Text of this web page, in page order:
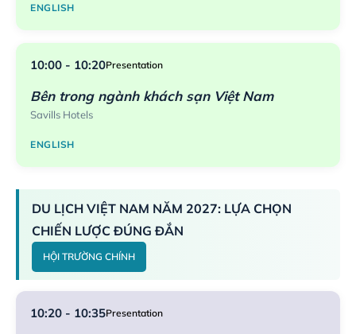
ENGLISH
10:00 - 10:20Presentation
Bên trong ngành khách sạn Việt Nam
Savills Hotels
ENGLISH
DU LỊCH VIỆT NAM NĂM 2027: LỰA CHỌN
CHIẾN LƯỢC ĐÚNG ĐẮN
HỘI TRƯỜNG CHÍNH
10:20 - 10:35Presentation